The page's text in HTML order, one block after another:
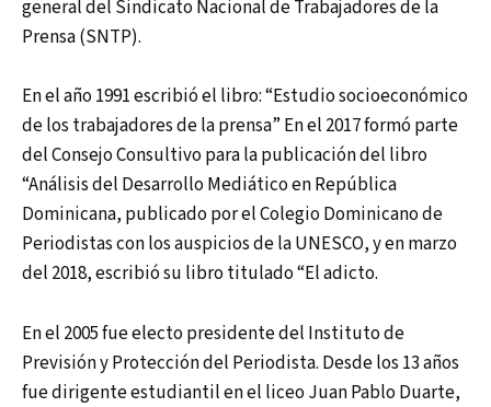
general del Sindicato Nacional de Trabajadores de la
Prensa (SNTP).
En el año 1991 escribió el libro: “Estudio socioeconómico
de los trabajadores de la prensa” En el 2017 formó parte
del Consejo Consultivo para la publicación del libro
“Análisis del Desarrollo Mediático en República
Dominicana, publicado por el Colegio Dominicano de
Periodistas con los auspicios de la UNESCO, y en marzo
del 2018, escribió su libro titulado “El adicto.
En el 2005 fue electo presidente del Instituto de
Previsión y Protección del Periodista. Desde los 13 años
fue dirigente estudiantil en el liceo Juan Pablo Duarte,